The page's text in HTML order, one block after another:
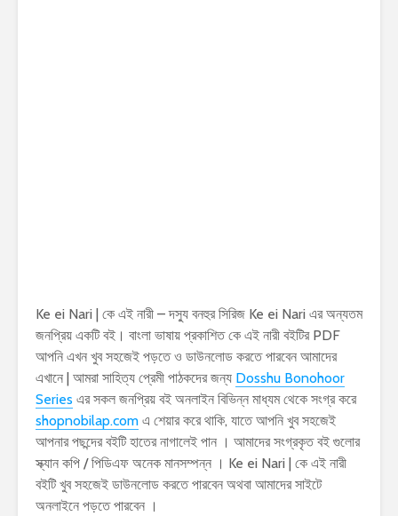
Ke ei Nari | কে এই নারী – দস্যু বনহুর সিরিজ Ke ei Nari এর অন্যতম
জনপ্রিয় একটি বই। বাংলা ভাষায় প্রকাশিত কে এই নারী বইটির PDF
আপনি এখন খুব সহজেই পড়তে ও ডাউনলোড করতে পারবেন আমাদের
এখানে | আমরা সাহিত্য প্রেমী পাঠকদের জন্য Dosshu Bonohoor
Series এর সকল জনপ্রিয় বই অনলাইন বিভিন্ন মাধ্যম থেকে সংগ্র করে
shopnobilap.com এ শেয়ার করে থাকি, যাতে আপনি খুব সহজেই
আপনার পছন্দের বইটি হাতের নাগালেই পান । আমাদের সংগ্রকৃত বই গুলোর
স্ক্যান কপি / পিডিএফ অনেক মানসম্পন্ন । Ke ei Nari | কে এই নারী
বইটি খুব সহজেই ডাউনলোড করতে পারবেন অথবা আমাদের সাইটে
অনলাইনে পড়তে পারবেন ।